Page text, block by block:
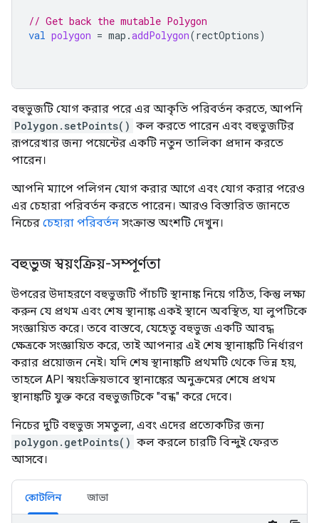
// Get back the mutable Polygon
val polygon = map .addPolygon(rectOptions)
বহুভুজটি যোগ করার পরে এর আকৃতি পরিবর্তন করতে, আপনি
Polygon.setPoints() কল করতে পারেন এবং বহুভুজটির
রূপরেখার জন্য পয়েন্টের একটি নতুন তালিকা প্রদান করতে
পারেন।
আপনি ম্যাপে পলিগন যোগ করার আগে এবং যোগ করার পরেও
এর চেহারা পরিবর্তন করতে পারেন। আরও বিস্তারিত জানতে
নিচের চেহারা পরিবর্তন সংক্রান্ত অংশটি দেখুন।
বহুভুজ স্বয়ংক্রিয়-সম্পূর্ণতা
উপরের উদাহরণে বহুভুজটি পাঁচটি স্থানাঙ্ক নিয়ে গঠিত, কিন্তু লক্ষ্য
করুন যে প্রথম এবং শেষ স্থানাঙ্ক একই স্থানে অবস্থিত, যা লুপটিকে
সংজ্ঞায়িত করে। তবে বাস্তবে, যেহেতু বহুভুজ একটি আবদ্ধ
ক্ষেত্রকে সংজ্ঞায়িত করে, তাই আপনার এই শেষ স্থানাঙ্কটি নির্ধারণ
করার প্রয়োজন নেই। যদি শেষ স্থানাঙ্কটি প্রথমটি থেকে ভিন্ন হয়,
তাহলে API স্বয়ংক্রিয়ভাবে স্থানাঙ্কের অনুক্রমের শেষে প্রথম
স্থানাঙ্কটি যুক্ত করে বহুভুজটিকে "বন্ধ" করে দেবে।
নিচের দুটি বহুভুজ সমতুল্য, এবং এদের প্রত্যেকটির জন্য
polygon.getPoints() কল করলে চারটি বিন্দুই ফেরত
আসবে।
কোটলিন জাভা